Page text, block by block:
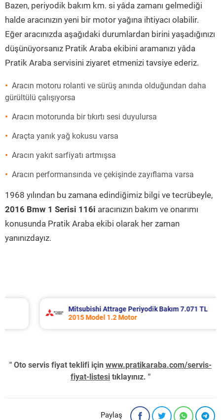
Bazen, periyodik bakım km. si yâda zamanı gelmediği
halde aracınızın yeni bir motor yağına ihtiyacı olabilir.
Eğer aracınızda aşağıdaki durumlardan birini yaşadığınızı
düşünüyorsanız Pratik Araba ekibini aramanızı yâda
Pratik Araba servisini ziyaret etmenizi tavsiye ederiz.
Aracın motoru rolanti ve sürüş anında olduğundan daha
gürültülü çalışıyorsa
Aracın motorunda bir tıkırtı sesi duyulursa
Araçta yanık yağ kokusu varsa
Aracın yakıt sarfiyatı artmışsa
Aracın performansında ve çekişinde zayıflama varsa
1968 yılından bu zamana edindiğimiz bilgi ve tecrübeyle,
2016 Bmw 1 Serisi 116i aracınızın bakım ve onarımı
konusunda Pratik Araba ekibi olarak her zaman
yanınızdayız.
Mitsubishi Attrage Periyodik Bakım 7.071 TL
2015 Model 1.2 Motor
" Oto servis fiyat teklifi için www.pratikaraba.com/servis-
fiyat-listesi tıklayınız. "
Paylaş